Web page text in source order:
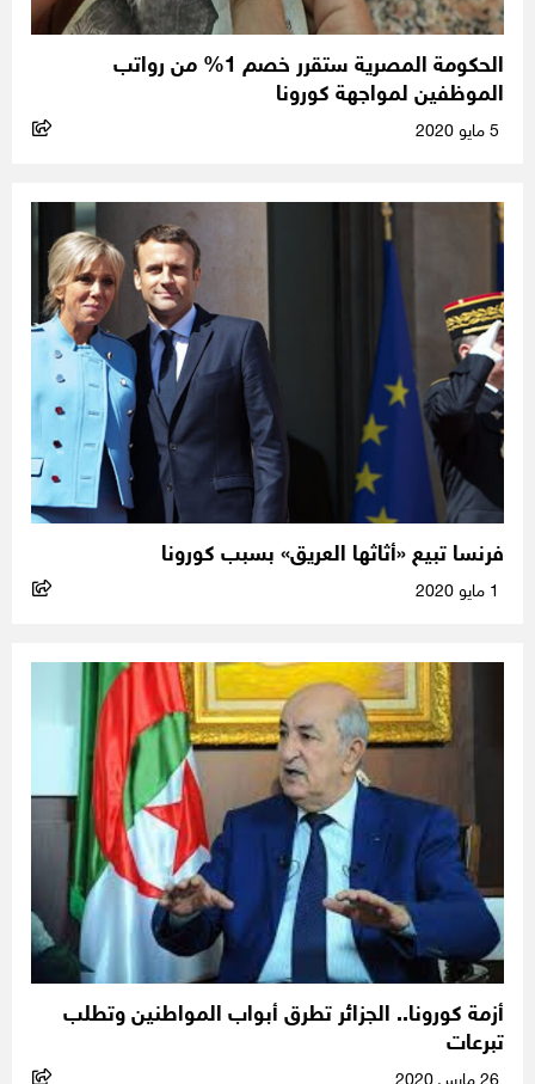
الحكومة المصرية ستقرر خصم 1% من رواتب
الموظفين لمواجهة كورونا
فرنسا تبيع «أثاثها العريق» بسبب كورونا
أزمة كورونا.. الجزائر تطرق أبواب المواطنين وتطلب
تبرعات